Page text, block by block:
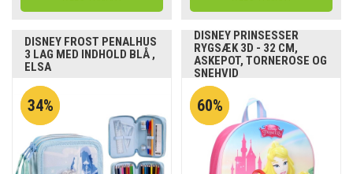
DISNEY FROST PENALHUS
3 LAG MED INDHOLD BLÅ ,
ELSA
34%
DISNEY PRINSESSER
RYGSÆK 3D - 32 CM,
ASKEPOT, TORNEROSE OG
SNEHVID
60%